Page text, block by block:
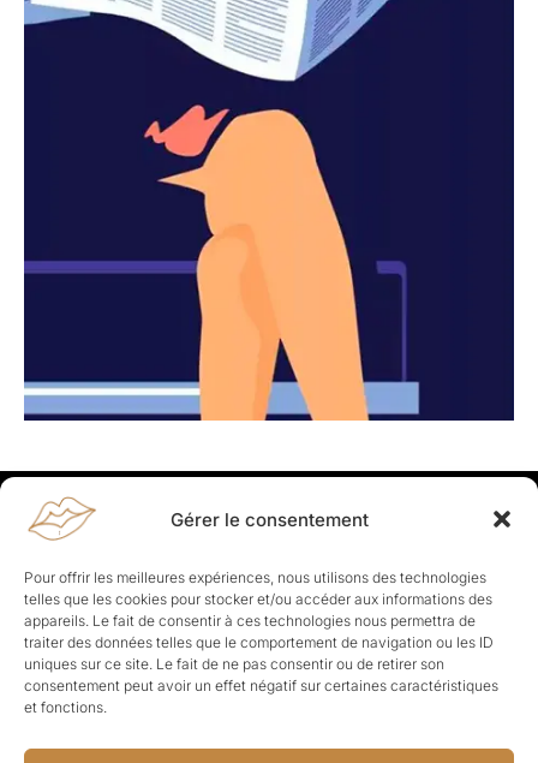
Gérer le consentement
Pour offrir les meilleures expériences, nous utilisons des technologies
telles que les cookies pour stocker et/ou accéder aux informations des
appareils. Le fait de consentir à ces technologies nous permettra de
traiter des données telles que le comportement de navigation ou les ID
uniques sur ce site. Le fait de ne pas consentir ou de retirer son
consentement peut avoir un effet négatif sur certaines caractéristiques
et fonctions.
Rapporteuses
À propos de Rapporteuses :Rapporteuses, c’est l’histoire de
Parisiennes, bien dans leurs baskets qui aiment rapporter ce qui leur
cause, leur apporte et leur rapporte !
Les Topics
Société Politique Business Culture
Sport
Lifestyle